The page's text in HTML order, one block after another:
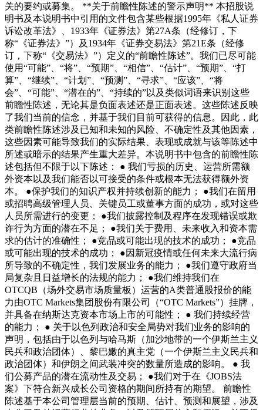
关的要约或募集。 **关于前瞻性陈述的警示声明** 本招股说
明书及本说明书中引用的文件包含某些根据1995年《私人证券
诉讼改革法》、1933年《证券法》第27A条（经修订，下
称“《证券法》”）及1934年《证券交易法》第21E条（经修
订，下称“《交易法》”）定义的“前瞻性陈述”。我们已尽可能
使用“可能”、“将”、“预期”、“相信”、“估计”、“预期”、“打
算”、“继续”、“计划”、“预测”、“寻求”、“应该”、“将
会”、“可能”、“潜在的”、“持续的”以及类似词语来识别这些
前瞻性陈述，无论其是负面表述还是正面表述。这些陈述反映
了我们当前的信念，并基于我们目前可获得的信息。因此，此
类前瞻性陈述涉及已知和未知的风险、不确定性及其他因素，
这些因素可能导致我们的实际结果、表现或成就与该等陈述中
所述或暗示的结果产生重大差异。本说明书中包含的前瞻性陈
述包括但不限于以下陈述： ● 我们亏损的历史、运营所需额
外资本以及我们能否以可接受的条件或根本无法获得额外资
本。 ●保护我们的知识产权并持续创新的能力； ●我们在留用
或招聘高级管理人员、关键员工或董事方面的成功，或对这些
人员所需进行的变更； ●我们披露控制及程序在发现错误或欺
诈行为方面的潜在不足； ●我们关于费用、未来收入和资本需
求的估计的准确性； ●竞品或可能出现的技术的成功； ●竞品
或可能出现的技术的成功； ●因新冠疫情或任何未来大流行病
所导致的不确定性，我们发展业务的能力； ●我们遵守政府当
局复杂且日益增长的法规的能力； ●我们维持我们在
OTCQB（场外交易市场质量板）运营的A类普通股报价的能
力由OTC Markets集团股份有限公司（“OTC Markets”）挂牌，
并具备在纳斯达克资本市场上市的可能性； ● 我们持续经营
的能力； ● 关于以色列政治和安全局势对我们业务的影响的
声明，包括由于以色列与哈马斯（加沙地带的一个伊斯兰主义
民兵和政治团体）、黎巴嫩的真主党（一个伊斯兰主义民兵和
政治团体）和伊朗之间武装冲突的数量所造成的影响。 ● 我
们公募产品的潜在流动性及交易； ●我们对于在《JOBS法
案》下符合新兴成长公司资格的期间所持有的期望。 前瞻性
陈述基于本公司管理层当前的预期、估计、预测和展望，涉及